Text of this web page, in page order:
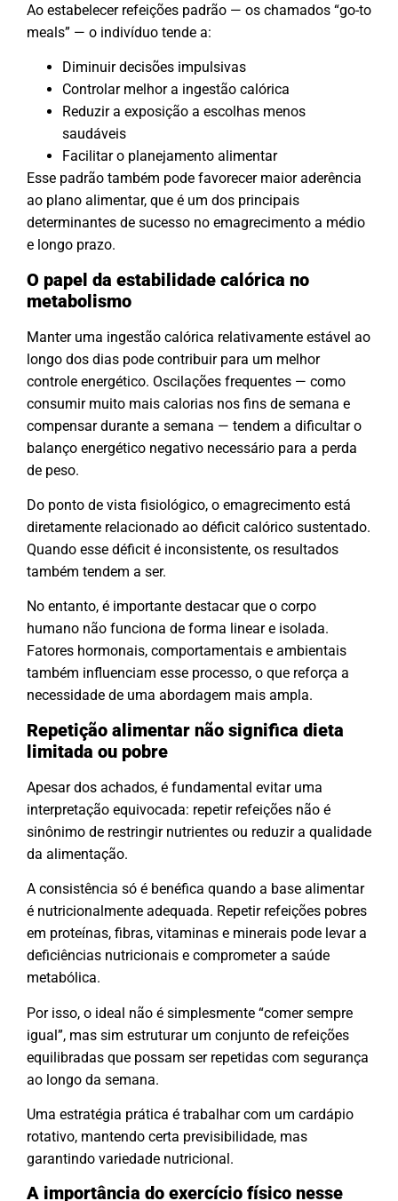
Ao estabelecer refeições padrão — os chamados “go-to
meals” — o indivíduo tende a:
Diminuir decisões impulsivas
Controlar melhor a ingestão calórica
Reduzir a exposição a escolhas menos
saudáveis
Facilitar o planejamento alimentar
Esse padrão também pode favorecer maior aderência
ao plano alimentar, que é um dos principais
determinantes de sucesso no emagrecimento a médio
e longo prazo.
O papel da estabilidade calórica no
metabolismo
Manter uma ingestão calórica relativamente estável ao
longo dos dias pode contribuir para um melhor
controle energético. Oscilações frequentes — como
consumir muito mais calorias nos fins de semana e
compensar durante a semana — tendem a dificultar o
balanço energético negativo necessário para a perda
de peso.
Do ponto de vista fisiológico, o emagrecimento está
diretamente relacionado ao déficit calórico sustentado.
Quando esse déficit é inconsistente, os resultados
também tendem a ser.
No entanto, é importante destacar que o corpo
humano não funciona de forma linear e isolada.
Fatores hormonais, comportamentais e ambientais
também influenciam esse processo, o que reforça a
necessidade de uma abordagem mais ampla.
Repetição alimentar não significa dieta
limitada ou pobre
Apesar dos achados, é fundamental evitar uma
interpretação equivocada: repetir refeições não é
sinônimo de restringir nutrientes ou reduzir a qualidade
da alimentação.
A consistência só é benéfica quando a base alimentar
é nutricionalmente adequada. Repetir refeições pobres
em proteínas, fibras, vitaminas e minerais pode levar a
deficiências nutricionais e comprometer a saúde
metabólica.
Por isso, o ideal não é simplesmente “comer sempre
igual”, mas sim estruturar um conjunto de refeições
equilibradas que possam ser repetidas com segurança
ao longo da semana.
Uma estratégia prática é trabalhar com um cardápio
rotativo, mantendo certa previsibilidade, mas
garantindo variedade nutricional.
A importância do exercício físico nesse